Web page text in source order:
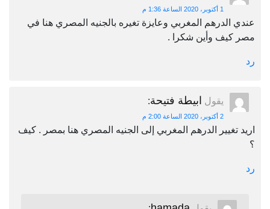
1 أكتوبر، 2020 الساعة 1:36 م
عندي الدرهم المغربي وعايزة تغيره بالجنيه المصري هنا في
مصر كيف وأين شكرا .
رد
يقول ابيطة فتيحة:
2 أكتوبر، 2020 الساعة 2:00 م
اريد تغيير الدرهم المغربي إلى الجنيه المصري هنا بمصر . كيف
؟
رد